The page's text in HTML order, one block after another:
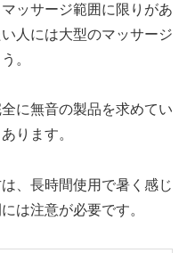
ッサージ範囲に限りがあ
人には大型のマッサージ
。
に無音の製品を求めてい
ります。
、長時間使用で暑く感じ
は注意が必要です。